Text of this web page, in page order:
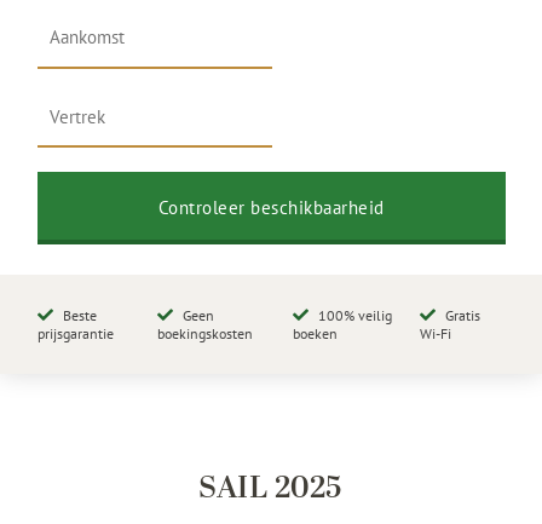
Beste
prijsgarantie
Geen
boekingskosten
100% veilig
boeken
Gratis
Wi-Fi
SAIL 2025